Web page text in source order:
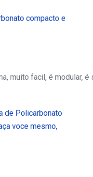
muito facil, é modular,